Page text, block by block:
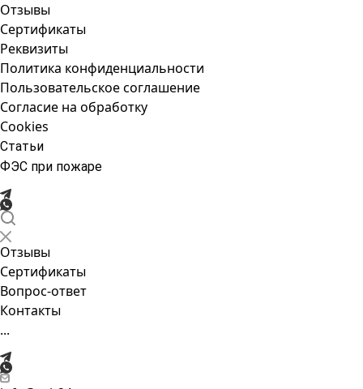
Отзывы
Сертификаты
Реквизиты
Политика конфиденциальности
Пользовательское соглашение
Согласие на обработку
Cookies
Статьи
ФЭС при пожаре
Отзывы
Сертификаты
Вопрос-ответ
Контакты
...